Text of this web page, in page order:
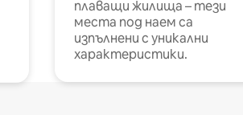
плаващи жилища – тези
места под наем са
изпълнени с уникални
характеристики.